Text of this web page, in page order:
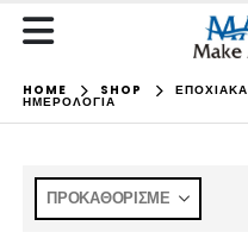
HOME SHOP ΕΠΟΧΙΑΚΑ
ΗΜΕΡΟΛΟΓΙΑ